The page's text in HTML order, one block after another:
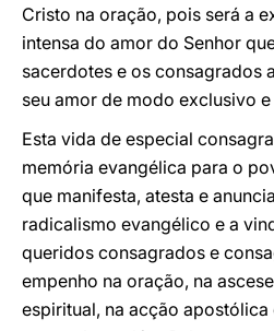
Cristo na oração, pois será a
intensa do amor do Senhor
sacerdotes e os consagrados
seu amor de modo exclusivo
Esta vida de especial
memória evangélica para o
que manifesta, atesta e
radicalismo evangélico e a
queridos consagrados e
empenho na oração, na
espiritual, na acção apostólica